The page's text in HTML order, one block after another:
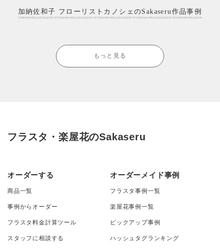
加納佐和子 フローリストカノシェのSakaseru作品事例
もっと見る
フラスタ・楽屋花のSakaseru
オーダーする
商品一覧
事例からオーダー
フラスタ料金計算ツール
スタッフに相談する
オーダーメイド事例
フラスタ事例一覧
楽屋花事例一覧
ピックアップ事例
ハッシュタグランキング